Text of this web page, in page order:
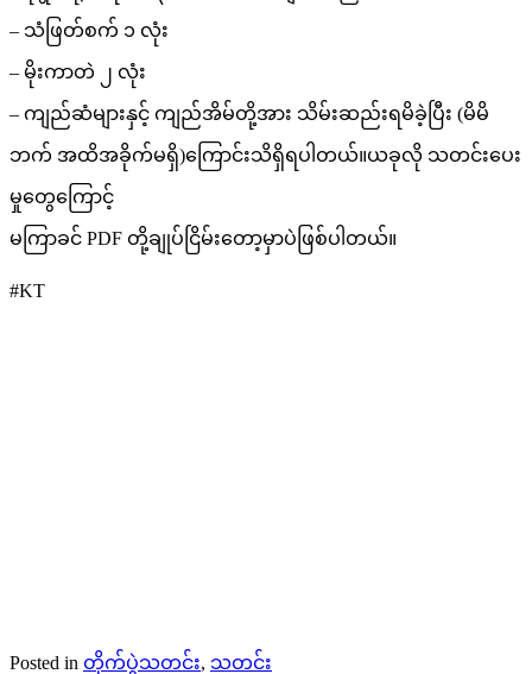
– သံဖြတ်စက် ၁ လုံး
– မိုးကာတဲ ၂ လုံး
– ကျည်ဆံများနှင့် ကျည်အိမ်တို့အား သိမ်းဆည်းရမိခဲ့ပြီး (မိမိ
ဘက် အထိအခိုက်မရှိ)ကြောင်းသိရှိရပါတယ်။ယခုလို သတင်းပေး
မှုတွေကြောင့်
မကြာခင် PDF တို့ချုပ်ငြိမ်းတော့မှာပဲဖြစ်ပါတယ်။
#KT
Posted in တိုက်ပွဲသတင်း, သတင်း